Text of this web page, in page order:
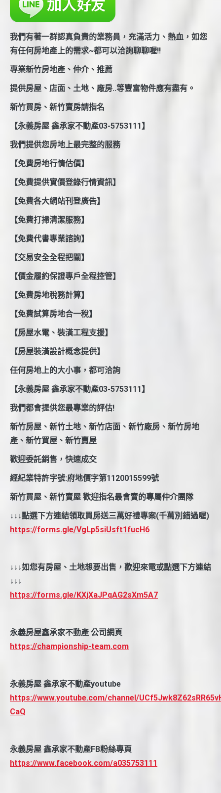
我們有著一群認真負責的業務員，充滿活力、熱血，如您
有任何房地產上的需求~都可以洽詢聊聊喔!!
專業新竹房地產、仲介、推薦
提供房屋、店面、土地、廠房..等豐富物件應有盡有。
新竹買房、新竹賣房請指名
【永義房屋 鑫承家不動產03-5753111】
我們提供您房地上最完整的服務
【免費房地行情估價】
【免費提供實價登錄行情資訊】
【免費各大網站刊登廣告】
【免費打掃清潔服務】
【免費代書專業諮詢】
【交易安全全程把關】
【價金履約保證專戶全程控管】
【免費房地稅務計算】
【免費試算房地合一稅】
【房屋水電、裝潢工程支援】
【房屋裝潢設計概念提供】
任何房地上的大小事，都可洽詢
【永義房屋 鑫承家不動產03-5753111】
我們都會提供您最專業的評估!
新竹房屋、新竹土地、新竹店面、新竹廠房、新竹房地
產、新竹買屋、新竹賣屋
歡迎委託銷售，快速成交
經紀業特許字號:府地價字第1120015599號
新竹買屋、新竹賣屋 歡迎指名最會賣的專屬仲介團隊
↓↓↓點選下方連結領取買房送三萬好禮專案(千萬別錯過喔)
https://forms.gle/VgLp5siUsft1fucH6
↓↓↓如您有房屋、土地想要出售，歡迎來電或點選下方連結
↓↓↓
https://forms.gle/KXjXaJPqAG2sXm5A7
永義房屋鑫承家不動產 公司網頁
https://championship-team.com
永義房屋 鑫承家不動產youtube
https://www.youtube.com/channel/
CaQ
永義房屋 鑫承家不動產FB粉絲專頁
https://www.facebook.com/a035753111